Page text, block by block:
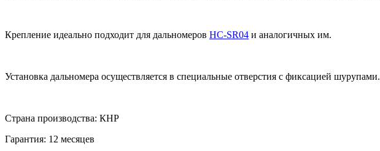
Крепление идеально подходит для дальномеров HC-SR04 и аналогичных им.
Установка дальномера осуществляется в специальные отверстия с фиксацией шурупами.
Страна производства: КНР
Гарантия: 12 месяцев